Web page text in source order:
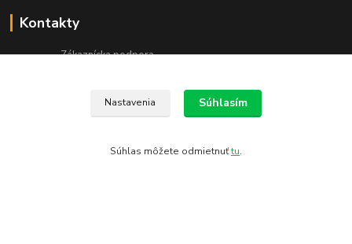
Kontakty
Zákaznícka podpora
(Po-Pia, 8-16:30 hod. So 8-11:00 hod.)
obchod@natali.sk
Nastavenia Súhlasím
Súhlas môžete odmietnuťtu.